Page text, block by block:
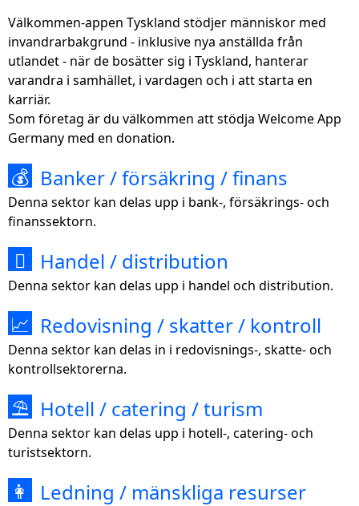
Välkommen-appen Tyskland stödjer människor med
invandrarbakgrund - inklusive nya anställda från
utlandet - när de bosätter sig i Tyskland, hanterar
varandra i samhället, i vardagen och i att starta en
karriär.
Som företag är du välkommen att stödja Welcome App
Germany med en donation.
💰 Banker / försäkring / finans
Denna sektor kan delas upp i bank-, försäkrings- och
finanssektorn.
 Handel / distribution
Denna sektor kan delas upp i handel och distribution.
📈 Redovisning / skatter / kontroll
Denna sektor kan delas in i redovisnings-, skatte- och
kontrollsektorerna.
⛱ Hotell / catering / turism
Denna sektor kan delas upp i hotell-, catering- och
turistsektorn.
👩 Ledning / mänskliga resurser